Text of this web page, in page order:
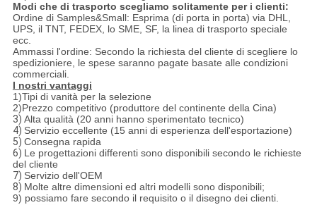
Modi che di trasporto scegliamo solitamente per i clienti:
Ordine di Samples&Small: Esprima (di porta in porta) via DHL,
UPS, il TNT, FEDEX, lo SME, SF, la linea di trasporto speciale
ecc.
Ammassi l'ordine: Secondo la richiesta del cliente di scegliere lo
spedizioniere, le spese saranno pagate basate alle condizioni
commerciali.
I nostri vantaggi
1)Tipi di vanità per la selezione
2)Prezzo competitivo (produttore del continente della Cina)
3) Alta qualità (20 anni hanno sperimentato tecnico)
4) Servizio eccellente (15 anni di esperienza dell'esportazione)
5) Consegna rapida
6) Le progettazioni differenti sono disponibili secondo le richieste
del cliente
7) Servizio dell'OEM
8) Molte altre dimensioni ed altri modelli sono disponibili;
9) possiamo fare secondo il requisito o il disegno dei clienti.